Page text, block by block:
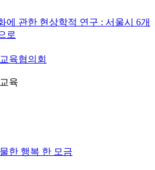
에 관한 현상학적 연구 : 서울시 6개
로
육협의회
육
한 행복 한 모금